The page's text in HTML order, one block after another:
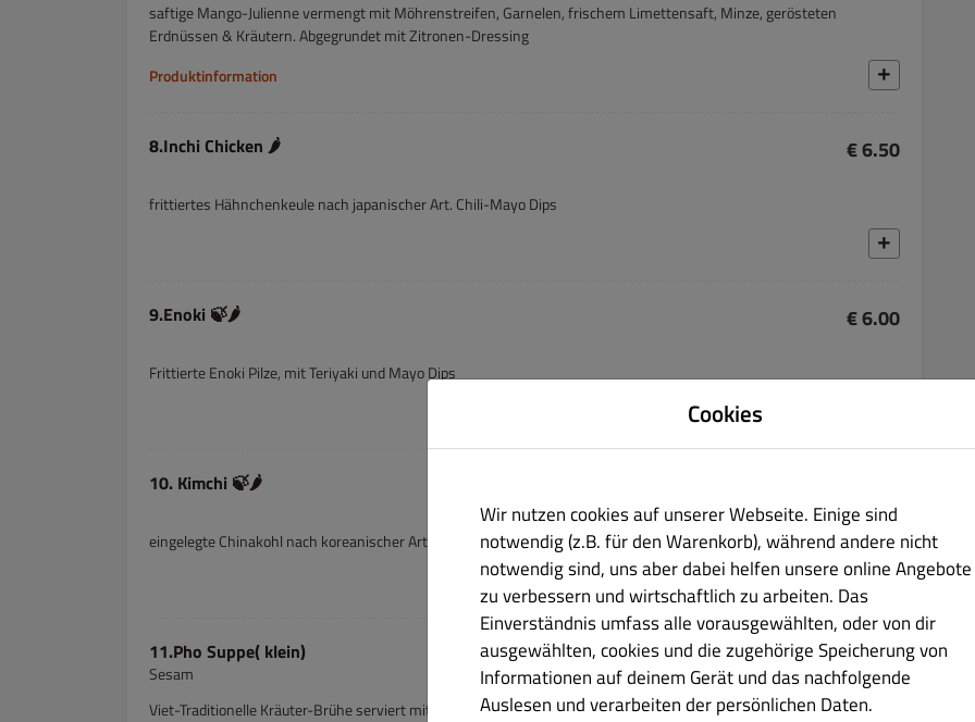
saftige Mango-Julienne vermengt mit Möhrenstreifen, Garnelen, frischem Limettensaft, Minze, gerösteten
Erdnüssen & Kräutern. Abgegrundet mit Zitronen-Dressing
Produktinformation
8.Inchi Chicken 🌶️ € 6.50
frittiertes Hähnchenkeule nach japanischer Art. Chili-Mayo Dips
9.Enoki 🍃🌶️ € 6.00
Frittierte Enoki Pilze, mit Teriyaki und Mayo Dips
10. Kimchi 🍃🌶️
eingelegte Chinakohl nach koreanischer Art
11.Pho Suppe( klein)
Sesam
€ 7.00
Viet-Traditionelle Kräuter-Brühe serviert mit Reisbahnnudeln, Rindfleich, Frülingsziebeln, Koriander, Sojasprossen.
Cookies
Wir nutzen cookies auf unserer Webseite. Einige sind
notwendig (z.B. für den Warenkorb), während andere nicht
notwendig sind, uns aber dabei helfen unsere online Angebote
zu verbessern und wirtschaftlich zu arbeiten. Das
Einverständnis umfass alle vorausgewählten, oder von dir
ausgewählten, cookies und die zugehörige Speicherung von
Informationen auf deinem Gerät und das nachfolgende
Auslesen und verarbeiten der persönlichen Daten.